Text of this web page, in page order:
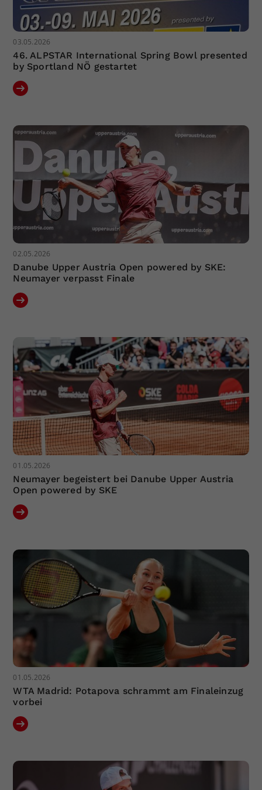
03.05.2026
46. ALPSTAR International Spring Bowl presented
by Sportland NÖ gestartet
02.05.2026
Danube Upper Austria Open powered by SKE:
Neumayer verpasst Finale
01.05.2026
Neumayer begeistert bei Danube Upper Austria
Open powered by SKE
01.05.2026
WTA Madrid: Potapova schrammt am Finaleinzug
vorbei